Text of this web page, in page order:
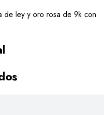
de ley y oro rosa de 9k con